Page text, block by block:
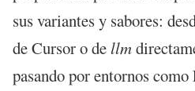
sus variantes y sabores:
de Cursor o de llm
pasando por entornos